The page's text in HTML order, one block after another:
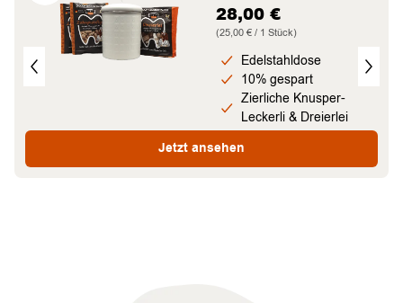
28,00 €
(25,00 € / 1 Stück)
Edelstahldose
10% gespart
Zierliche Knusper-
Leckerli & Dreierlei
Jetzt ansehen